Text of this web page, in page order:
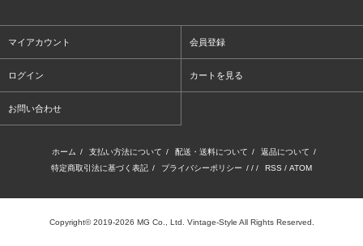
マイアカウント 会員登録
ログイン カートを見る
お問い合わせ
ホーム / 支払い方法について / 配送・送料について / 返品について /
特定商取引法に基づく表記 / プライバシーポリシー / / / RSS / ATOM
Copyright© 2019-2026 MG Co., Ltd. Vintage-Style All Rights Reserved.